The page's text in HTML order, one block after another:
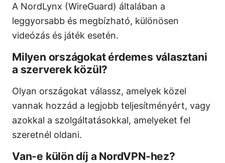
A NordLynx (WireGuard) általában a
leggyorsabb és megbízható, különösen
videózás és játék esetén.
Milyen országokat érdemes választani
a szerverek közül?
Olyan országokat válassz, amelyek közel
vannak hozzád a legjobb teljesítményért, vagy
azokkal a szolgáltatásokkal, amelyeket fel
szeretnél oldani.
Van-e külön díj a NordVPN-hez?